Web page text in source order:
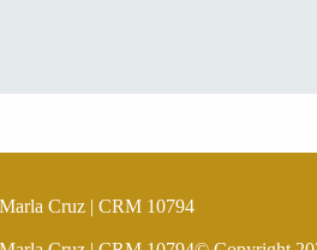
Cruz | CRM 10794